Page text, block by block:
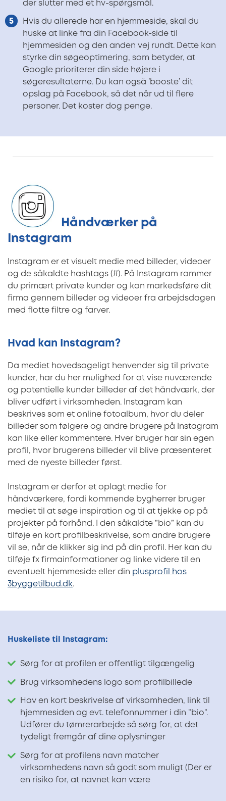
der slutter med et hv-spørgsmål.
Hvis du allerede har en hjemmeside, skal du
huske at linke fra din Facebook-side til
hjemmesiden og den anden vej rundt. Dette kan
styrke din søgeoptimering, som betyder, at
Google prioriterer din side højere i
søgeresultaterne. Du kan også ’booste’ dit
opslag på Facebook, så det når ud til flere
personer. Det koster dog penge.
Håndværker på
Instagram
Instagram er et visuelt medie med billeder, videoer
og de såkaldte hashtags (#). På Instagram rammer
du primært private kunder og kan markedsføre dit
firma gennem billeder og videoer fra arbejdsdagen
med flotte filtre og farver.
Hvad kan Instagram?
Da mediet hovedsageligt henvender sig til private
kunder, har du her mulighed for at vise nuværende
og potentielle kunder billeder af det håndværk, der
bliver udført i virksomheden. Instagram kan
beskrives som et online fotoalbum, hvor du deler
billeder som følgere og andre brugere på Instagram
kan like eller kommentere. Hver bruger har sin egen
profil, hvor brugerens billeder vil blive præsenteret
med de nyeste billeder først.
Instagram er derfor et oplagt medie for
håndværkere, fordi kommende bygherrer bruger
mediet til at søge inspiration og til at tjekke op på
projekter på forhånd. I den såkaldte ”bio” kan du
tilføje en kort profilbeskrivelse, som andre brugere
vil se, når de klikker sig ind på din profil. Her kan du
tilføje fx firmainformationer og linke videre til en
eventuelt hjemmeside eller din plusprofil hos
3byggetilbud.dk.
Huskeliste til Instagram:
Sørg for at profilen er offentligt tilgængelig
Brug virksomhedens logo som profilbillede
Hav en kort beskrivelse af virksomheden, link til
hjemmesiden og evt. telefonnummer i din ”bio”.
Udfører du tømrerarbejde så sørg for, at det
tydeligt fremgår af dine oplysninger
Sørg for at profilens navn matcher
virksomhedens navn så godt som muligt (Der er
en risiko for, at navnet kan være